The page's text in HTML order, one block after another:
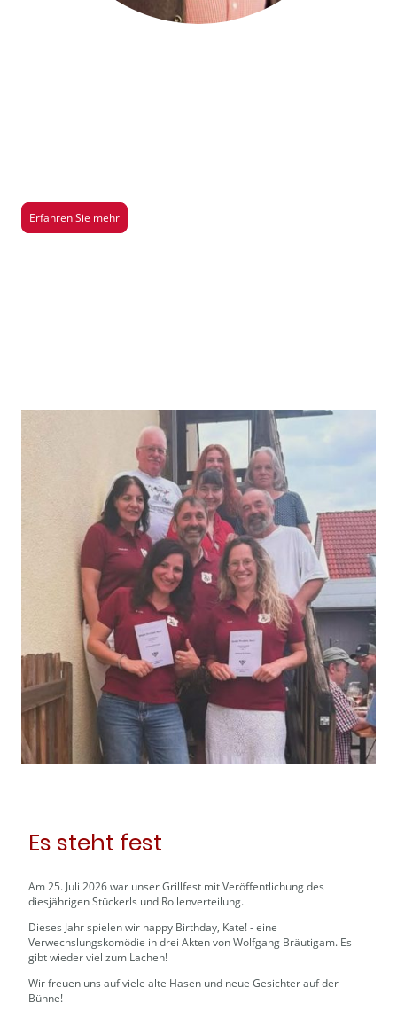
Erfahren Sie mehr
Es steht fest
Am 25. Juli 2026 war unser Grillfest mit Veröffentlichung des
diesjährigen Stückerls und Rollenverteilung.
Dieses Jahr spielen wir happy Birthday, Kate! - eine
Verwechslungskomödie in drei Akten von Wolfgang Bräutigam. Es
gibt wieder viel zum Lachen!
Wir freuen uns auf viele alte Hasen und neue Gesichter auf der
Bühne!